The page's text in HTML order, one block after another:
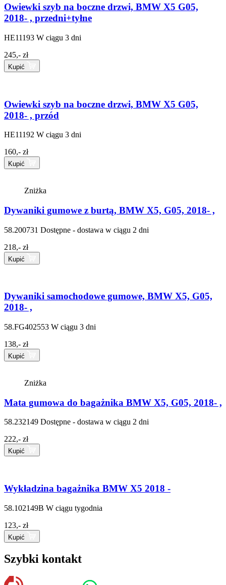
Owiewki szyb na boczne drzwi, BMW X5 G05,
2018- , przedni+tyłne
HE11193 W ciągu 3 dni
245,- zł
Kupić
Owiewki szyb na boczne drzwi, BMW X5 G05,
2018- , przód
HE11192 W ciągu 3 dni
160,- zł
Kupić
Zniżka
Dywaniki gumowe z burtą, BMW X5, G05, 2018- ,
58.200731 Dostępne - dostawa w ciągu 2 dni
218,- zł
Kupić
Dywaniki samochodowe gumowe, BMW X5, G05,
2018- ,
58.FG402553 W ciągu 3 dni
138,- zł
Kupić
Zniżka
Mata gumowa do bagażnika BMW X5, G05, 2018- ,
58.232149 Dostępne - dostawa w ciągu 2 dni
222,- zł
Kupić
Wykładzina bagażnika BMW X5 2018 -
58.102149B W ciągu tygodnia
123,- zł
Kupić
Szybki kontakt